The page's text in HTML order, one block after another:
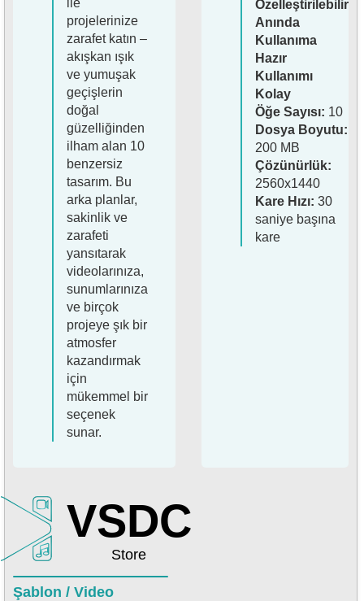
projelerinize
zarafet katın –
akışkan ışık
ve yumuşak
geçişlerin
doğal
güzelliğinden
ilham alan 10
benzersiz
tasarım. Bu
arka planlar,
sakinlik ve
zarafeti
yansıtarak
videolarınıza,
sunumlarınıza
ve birçok
projeye şık bir
atmosfer
kazandırmak
için
mükemmel bir
seçenek
sunar.
Özelleştirilebilir
Anında
Kullanıma
Hazır
Kullanımı
Kolay
Öğe Sayısı: 10
Dosya Boyutu:
200 MB
Çözünürlük:
2560x1440
Kare Hızı: 30
saniye başına
kare
VSDC
Store
Şablon / Video